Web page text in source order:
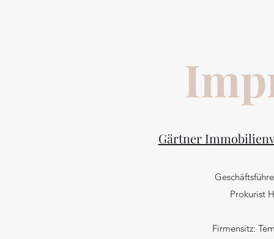
Gärtner
Prokurist
Firmensitz: